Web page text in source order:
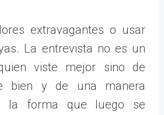
extravagantes o usar
La entrevista no es un
viste mejor sino de
bien y de una manera
la forma que luego se